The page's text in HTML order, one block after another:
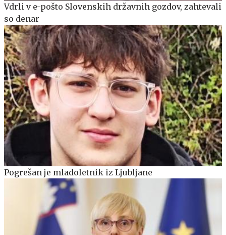
Vdrli v e-pošto Slovenskih državnih gozdov, zahtevali
so denar
Pogrešan je mladoletnik iz Ljubljane